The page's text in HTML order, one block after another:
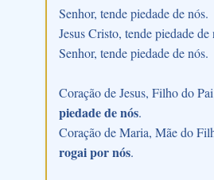
Senhor, tende piedade de nós.
Jesus Cristo, tende piedade de
Senhor, tende piedade de nós.
Coração de Jesus, Filho do
piedade de nós.
Coração de Maria, Mãe do
rogai por nós.